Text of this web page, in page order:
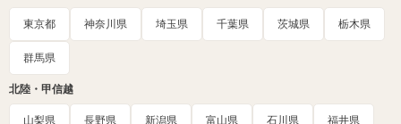
東京都 神奈川県 埼玉県 千葉県 茨城県 栃木県
群馬県
北陸・甲信越
山梨県 長野県 新潟県 富山県 石川県 福井県